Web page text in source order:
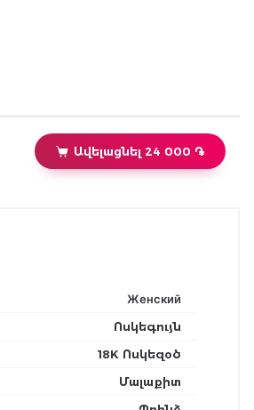
Ավելացնել 24 000 ֏
Женский
Ոսկեգույն
18K Ոսկեզօծ
Մալաքիտ